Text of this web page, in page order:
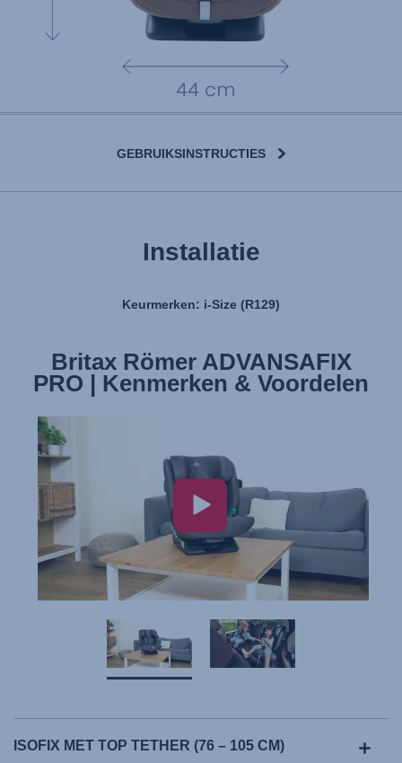
GEBRUIKSINSTRUCTIES
Installatie
Keurmerken: i-Size (R129)
Britax Römer ADVANSAFIX
PRO | Kenmerken & Voordelen
Britax Römer ADVANSAFIX
PRO | Installatie
ISOFIX MET TOP TETHER (76 – 105 CM)